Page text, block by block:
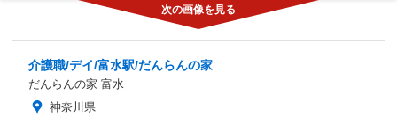
介護職/デイ/富水駅/だんらんの家
だんらんの家 富水
神奈川県